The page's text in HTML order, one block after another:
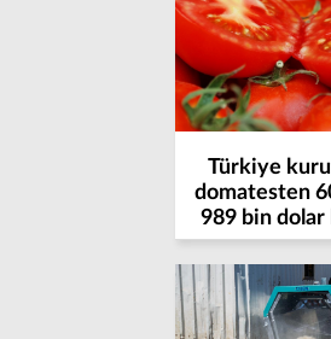
Türkiye
domatesten
989 bin dolar